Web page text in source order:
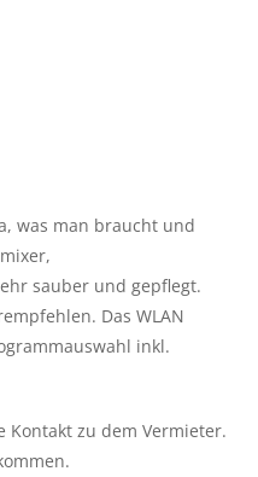
was man braucht und
sauber und gepflegt.
Das WLAN
inkl.
zu dem Vermieter.